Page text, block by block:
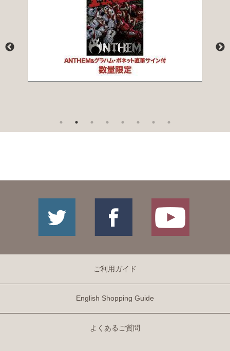
ご利用ガイド
English Shopping Guide
よくあるご質問